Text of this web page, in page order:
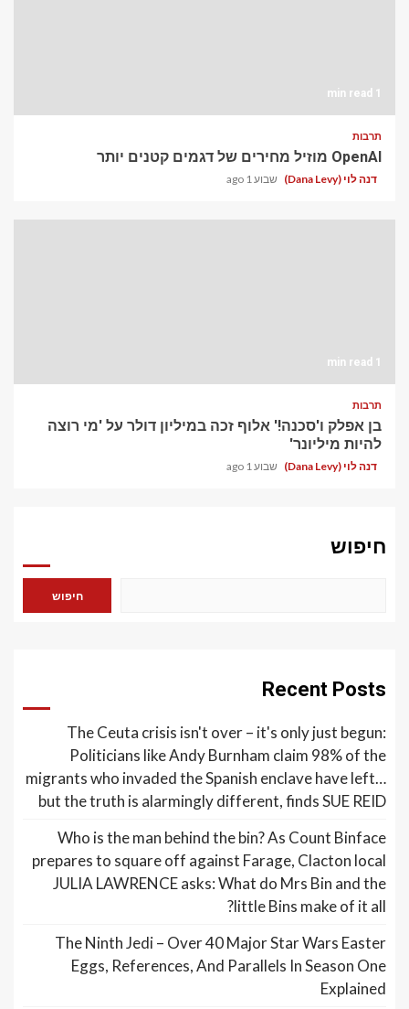
1 min read
תרבות
OpenAI מוזיל מחירים של דגמים קטנים יותר
דנה לוי (Dana Levy) שבוע 1 ago
1 min read
תרבות
בן אפלק ו'סכנה!' אלוף זכה במיליון דולר על 'מי רוצה
להיות מיליונר'
דנה לוי (Dana Levy) שבוע 1 ago
חיפוש
חיפוש
Recent Posts
The Ceuta crisis isn't over – it's only just begun:
Politicians like Andy Burnham claim 98% of the
migrants who invaded the Spanish enclave have left…
but the truth is alarmingly different, finds SUE REID
Who is the man behind the bin? As Count Binface
prepares to square off against Farage, Clacton local
JULIA LAWRENCE asks: What do Mrs Bin and the
little Bins make of it all?
The Ninth Jedi – Over 40 Major Star Wars Easter
Eggs, References, And Parallels In Season One
Explained